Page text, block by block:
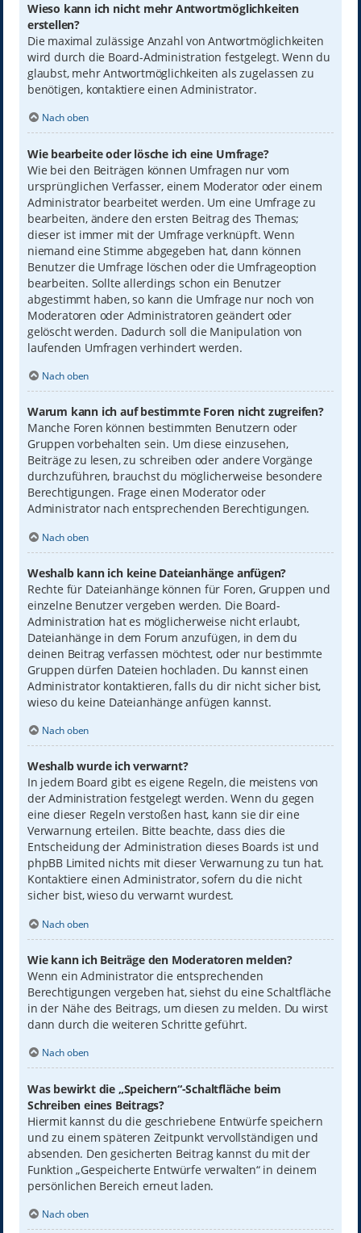
Wieso kann ich nicht mehr Antwortmöglichkeiten
erstellen?
Die maximal zulässige Anzahl von Antwortmöglichkeiten
wird durch die Board-Administration festgelegt. Wenn du
glaubst, mehr Antwortmöglichkeiten als zugelassen zu
benötigen, kontaktiere einen Administrator.
Nach oben
Wie bearbeite oder lösche ich eine Umfrage?
Wie bei den Beiträgen können Umfragen nur vom
ursprünglichen Verfasser, einem Moderator oder einem
Administrator bearbeitet werden. Um eine Umfrage zu
bearbeiten, ändere den ersten Beitrag des Themas;
dieser ist immer mit der Umfrage verknüpft. Wenn
niemand eine Stimme abgegeben hat, dann können
Benutzer die Umfrage löschen oder die Umfrageoption
bearbeiten. Sollte allerdings schon ein Benutzer
abgestimmt haben, so kann die Umfrage nur noch von
Moderatoren oder Administratoren geändert oder
gelöscht werden. Dadurch soll die Manipulation von
laufenden Umfragen verhindert werden.
Nach oben
Warum kann ich auf bestimmte Foren nicht zugreifen?
Manche Foren können bestimmten Benutzern oder
Gruppen vorbehalten sein. Um diese einzusehen,
Beiträge zu lesen, zu schreiben oder andere Vorgänge
durchzuführen, brauchst du möglicherweise besondere
Berechtigungen. Frage einen Moderator oder
Administrator nach entsprechenden Berechtigungen.
Nach oben
Weshalb kann ich keine Dateianhänge anfügen?
Rechte für Dateianhänge können für Foren, Gruppen und
einzelne Benutzer vergeben werden. Die Board-
Administration hat es möglicherweise nicht erlaubt,
Dateianhänge in dem Forum anzufügen, in dem du
deinen Beitrag verfassen möchtest, oder nur bestimmte
Gruppen dürfen Dateien hochladen. Du kannst einen
Administrator kontaktieren, falls du dir nicht sicher bist,
wieso du keine Dateianhänge anfügen kannst.
Nach oben
Weshalb wurde ich verwarnt?
In jedem Board gibt es eigene Regeln, die meistens von
der Administration festgelegt werden. Wenn du gegen
eine dieser Regeln verstoßen hast, kann sie dir eine
Verwarnung erteilen. Bitte beachte, dass dies die
Entscheidung der Administration dieses Boards ist und
phpBB Limited nichts mit dieser Verwarnung zu tun hat.
Kontaktiere einen Administrator, sofern du die nicht
sicher bist, wieso du verwarnt wurdest.
Nach oben
Wie kann ich Beiträge den Moderatoren melden?
Wenn ein Administrator die entsprechenden
Berechtigungen vergeben hat, siehst du eine Schaltfläche
in der Nähe des Beitrags, um diesen zu melden. Du wirst
dann durch die weiteren Schritte geführt.
Nach oben
Was bewirkt die „Speichern“-Schaltfläche beim
Schreiben eines Beitrags?
Hiermit kannst du die geschriebene Entwürfe speichern
und zu einem späteren Zeitpunkt vervollständigen und
absenden. Den gesicherten Beitrag kannst du mit der
Funktion „Gespeicherte Entwürfe verwalten“ in deinem
persönlichen Bereich erneut laden.
Nach oben